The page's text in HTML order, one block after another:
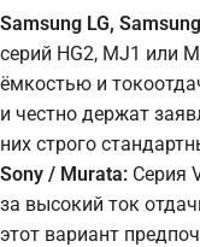
Samsung LG,
серий HG2, MJ1 или
ёмкостью и
и честно держат
них строго
Sony / Murata: Серия
за высокий ток
этот вариант